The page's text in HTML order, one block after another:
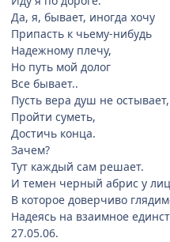
Да, я, бывает, иногда хочу
Припасть к чьему-нибудь
Надежному плечу,
Но путь мой долог
Все бывает..
Пусть вера душ не остывает,
Пройти суметь,
Достичь конца.
Зачем?
Тут каждый сам решает.
И темен черный абрис у
В которое доверчиво
Надеясь на взаимное
27.05.06.